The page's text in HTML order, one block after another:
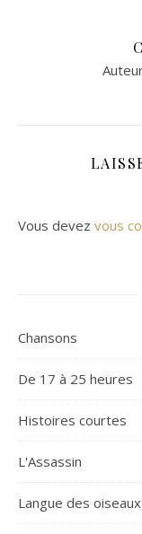
Vous devez vous
Chansons
De 17 à 25 heures
Histoires courtes
L'Assassin
Langue des oiseaux